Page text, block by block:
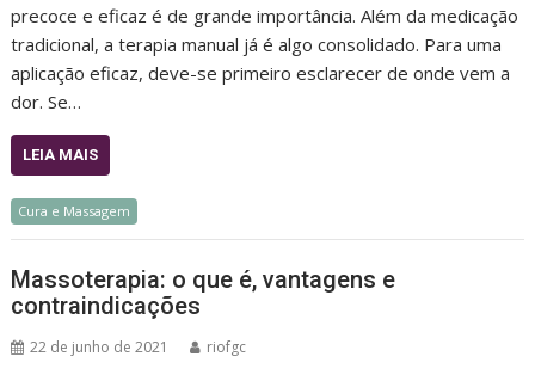
precoce e eficaz é de grande importância. Além da medicação
tradicional, a terapia manual já é algo consolidado. Para uma
aplicação eficaz, deve-se primeiro esclarecer de onde vem a
dor. Se…
LEIA MAIS
Cura e Massagem
Massoterapia: o que é, vantagens e
contraindicações
22 de junho de 2021 riofgc